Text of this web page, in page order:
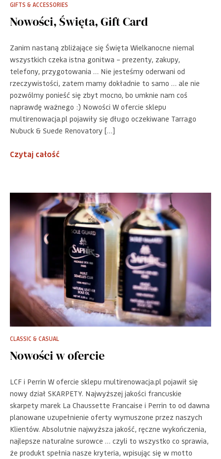
GIFTS & ACCESSORIES
Nowości, Święta, Gift Card
Zanim nastaną zbliżające się Święta Wielkanocne niemal
wszystkich czeka istna gonitwa – prezenty, zakupy,
telefony, przygotowania … Nie jesteśmy oderwani od
rzeczywistości, zatem mamy dokładnie to samo … ale nie
pozwólmy ponieść się zbyt mocno, bo umknie nam coś
naprawdę ważnego :) Nowości W ofercie sklepu
multirenowacja.pl pojawiły się długo oczekiwane Tarrago
Nubuck & Suede Renovatory […]
Czytaj całość
CLASSIC & CASUAL
Nowości w ofercie
LCF i Perrin W ofercie sklepu multirenowacja.pl pojawił się
nowy dział SKARPETY. Najwyższej jakości francuskie
skarpety marek La Chaussette Francaise i Perrin to od dawna
planowane uzupełnienie oferty wymuszone przez naszych
Klientów. Absolutnie najwyższa jakość, ręczne wykończenia,
najlepsze naturalne surowce … czyli to wszystko co sprawia,
że produkt spełnia nasze kryteria, wpisując się w motto